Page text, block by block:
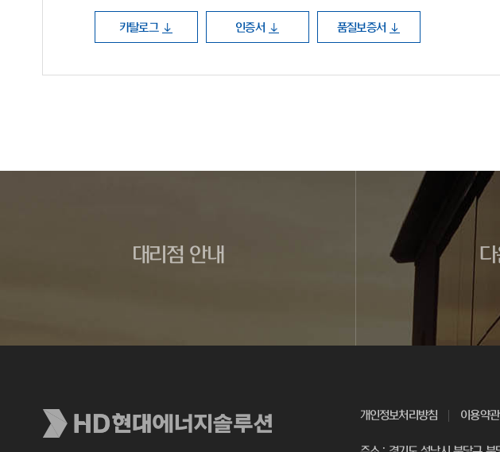
카탈로그 인증서 품질보증서
대리점 안내
개인정보처리방침 이용약관